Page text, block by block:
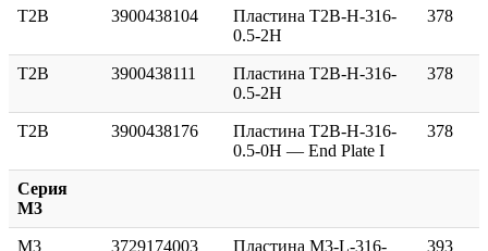
T2B 3900438104
Пластина T2B-H-316-
0.5-2H
378
T2B 3900438111
Пластина T2B-H-316-
0.5-2H
378
T2B 3900438176
Пластина T2B-H-316-
0.5-0H — End Plate I
378
Серия
M3
M3 3729174003
Пластина M3-L-316-
393